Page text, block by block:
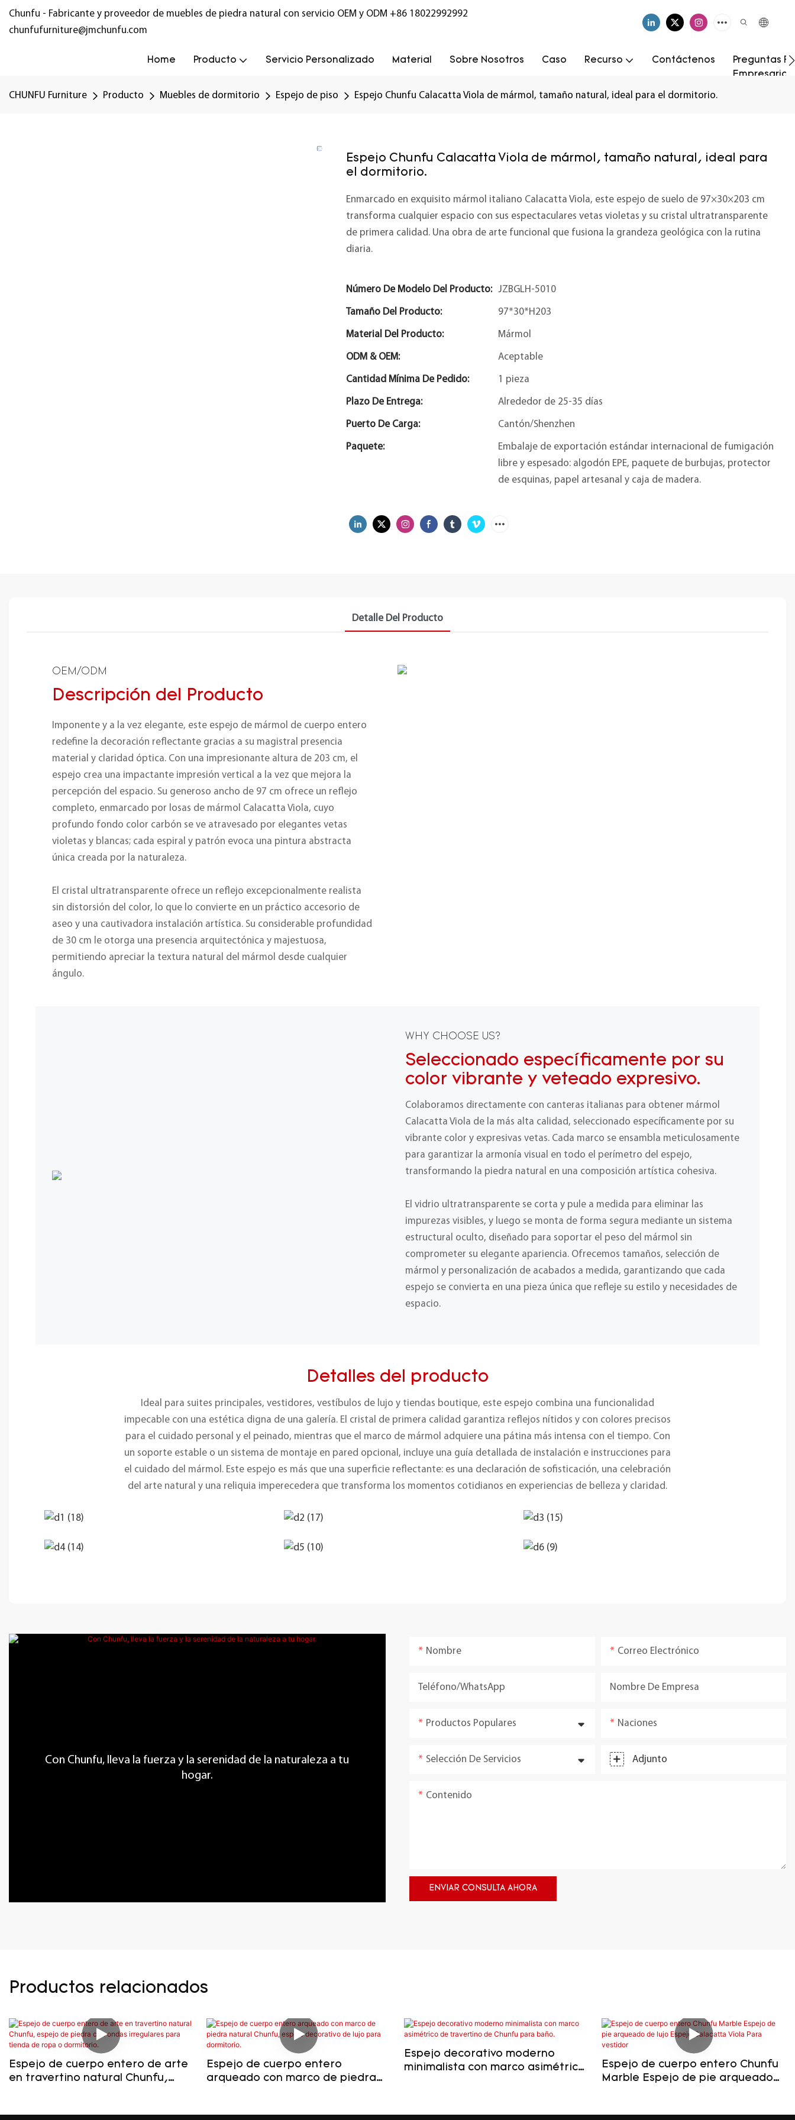
Chunfu - Fabricante y proveedor de muebles de piedra natural con servicio OEM y ODM +86 18022992992
chunfufurniture@jmchunfu.com
Home Producto Servicio Personalizado Material Sobre Nosotros Caso Recurso Contáctenos
Preguntas
CHUNFU Furniture Producto Muebles de dormitorio Espejo de piso Espejo Chunfu Calacatta Viola de mármol, tamaño natural, ideal para el dormitorio.
Espejo Chunfu Calacatta Viola de mármol, tamaño natural, ideal para
el dormitorio.
Enmarcado en exquisito mármol italiano Calacatta Viola, este espejo de suelo de 97×30×203 cm
transforma cualquier espacio con sus espectaculares vetas violetas y su cristal ultratransparente
de primera calidad. Una obra de arte funcional que fusiona la grandeza geológica con la rutina
diaria.
Número De Modelo Del Producto: JZBGLH-5010
Tamaño Del Producto: 97*30*H203
Material Del Producto: Mármol
ODM & OEM: Aceptable
Cantidad Mínima De Pedido: 1 pieza
Plazo De Entrega: Alrededor de 25-35 días
Puerto De Carga: Cantón/Shenzhen
Paquete:
Embalaje de exportación estándar internacional de fumigación
libre y espesado: algodón EPE, paquete de burbujas, protector
de esquinas, papel artesanal y caja de madera.
Detalle Del Producto
OEM/ODM
Descripción del Producto
Imponente y a la vez elegante, este espejo de mármol de cuerpo entero
redefine la decoración reflectante gracias a su magistral presencia
material y claridad óptica. Con una impresionante altura de 203 cm, el
espejo crea una impactante impresión vertical a la vez que mejora la
percepción del espacio. Su generoso ancho de 97 cm ofrece un reflejo
completo, enmarcado por losas de mármol Calacatta Viola, cuyo
profundo fondo color carbón se ve atravesado por elegantes vetas
violetas y blancas; cada espiral y patrón evoca una pintura abstracta
única creada por la naturaleza.
El cristal ultratransparente ofrece un reflejo excepcionalmente realista
sin distorsión del color, lo que lo convierte en un práctico accesorio de
aseo y una cautivadora instalación artística. Su considerable profundidad
de 30 cm le otorga una presencia arquitectónica y majestuosa,
permitiendo apreciar la textura natural del mármol desde cualquier
ángulo.
WHY CHOOSE US?
Seleccionado específicamente por su
color vibrante y veteado expresivo.
Colaboramos directamente con canteras italianas para obtener mármol
Calacatta Viola de la más alta calidad, seleccionado específicamente por su
vibrante color y expresivas vetas. Cada marco se ensambla meticulosamente
para garantizar la armonía visual en todo el perímetro del espejo,
transformando la piedra natural en una composición artística cohesiva.
El vidrio ultratransparente se corta y pule a medida para eliminar las
impurezas visibles, y luego se monta de forma segura mediante un sistema
estructural oculto, diseñado para soportar el peso del mármol sin
comprometer su elegante apariencia. Ofrecemos tamaños, selección de
mármol y personalización de acabados a medida, garantizando que cada
espejo se convierta en una pieza única que refleje su estilo y necesidades de
espacio.
Detalles del producto
Ideal para suites principales, vestidores, vestíbulos de lujo y tiendas boutique, este espejo combina una funcionalidad
impecable con una estética digna de una galería. El cristal de primera calidad garantiza reflejos nítidos y con colores precisos
para el cuidado personal y el peinado, mientras que el marco de mármol adquiere una pátina más intensa con el tiempo. Con
un soporte estable o un sistema de montaje en pared opcional, incluye una guía detallada de instalación e instrucciones para
el cuidado del mármol. Este espejo es más que una superficie reflectante: es una declaración de sofisticación, una celebración
del arte natural y una reliquia imperecedera que transforma los momentos cotidianos en experiencias de belleza y claridad.
Con Chunfu, lleva la fuerza y ​​la serenidad de la naturaleza a tu
hogar.
Nombre Correo Electrónico
Teléfono/WhatsApp Nombre De Empresa
Productos Populares Naciones
Selección De Servicios Adjunto
Contenido
ENVIAR CONSULTA AHORA
Productos relacionados
Espejo de cuerpo entero de arte
en travertino natural Chunfu,
Espejo de cuerpo entero
arqueado con marco de piedra
Espejo decorativo moderno
minimalista con marco asimétrico
Espejo de cuerpo entero Chunfu
Marble Espejo de pie arqueado